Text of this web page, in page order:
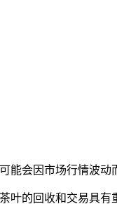
能会因市场行情波
叶的回收和交易具